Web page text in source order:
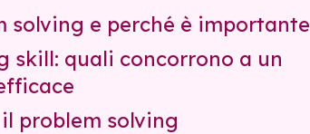
solving e perché è importante
skill: quali concorrono a un
problem solving